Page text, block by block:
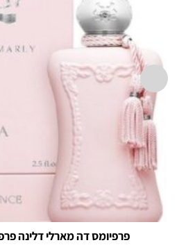
פרפיומס דה מארלי דלינה פרפיום 75 מ"ל